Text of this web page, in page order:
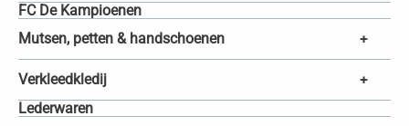
FC De Kampioenen
Mutsen, petten & handschoenen
+
Verkleedkledij +
Lederwaren